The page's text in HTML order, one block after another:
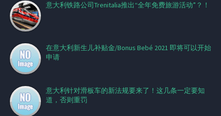
意大利铁路公司Trenitalia推出“全年免费旅游活动”？！
在意大利新生儿补贴金/Bonus Bebé 2021 即将可以开始
申请
意大利针对滑板车的新法规要来了！这几条一定要知
道，否则重罚